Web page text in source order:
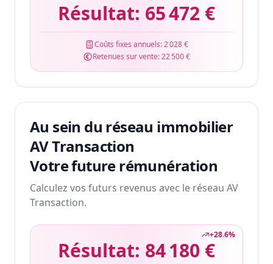
Résultat: 65 472 €
Coûts fixes annuels:2 028 €
Retenues sur vente:22 500 €
Au sein du réseau immobilier
AV Transaction
Votre future rémunération
Calculez vos futurs revenus avec le réseau AV
Transaction.
+28.6%
Résultat: 84 180 €